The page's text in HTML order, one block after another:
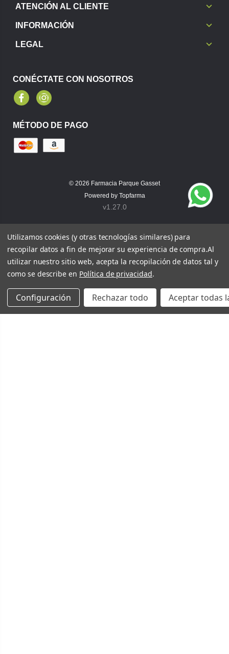
ATENCIÓN AL CLIENTE
INFORMACIÓN
LEGAL
CONÉCTATE CON NOSOTROS
FacebookInstagram
MÉTODO DE PAGO
© 2026 Farmacia Parque Gasset
Powered by Topfarma
v1.27.0
Utilizamos cookies (y otras tecnologías similares) para
recopilar datos a fin de mejorar su experiencia de compra.Al
utilizar nuestro sitio web, acepta la recopilación de datos tal y
como se describe en Política de privacidad.
Configuración Rechazar todo Aceptar todas